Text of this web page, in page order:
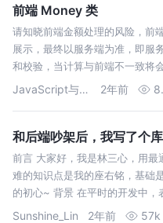
前端 Money 类
请知晓前端金额处理的风险，前
展示，最终以服务端为准，即服
和校验，当计算与前端不一致将
适用：
JavaScript与编程艺术 2年前
和后端吵架后，我写了个
前言 大家好，我是林三心，用最
难的知识点是我的座右铭，基础
的初心~ 背景 在平时的开发中，
编辑/查看)行->(增加/编辑)提交
Sunshine_Lin 2年前 57k